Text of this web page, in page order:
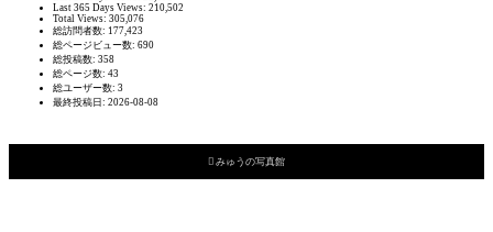
Last 365 Days Views: 210,502
Total Views: 305,076
総訪問者数: 177,423
総ページビュー数: 690
総投稿数: 358
総ページ数: 43
総ユーザー数: 3
最終投稿日: 2026-08-08
 みゅうの写真館